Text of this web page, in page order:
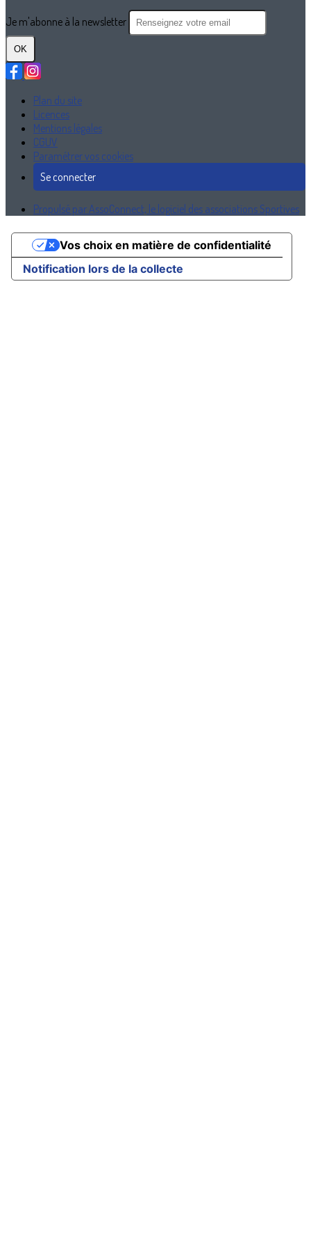
Je m'abonne à la newsletter
OK
Plan du site
Licences
Mentions légales
CGUV
Paramétrer vos cookies
Se connecter
Propulsé par AssoConnect, le logiciel des associations Sportives
Notification lors de la collecte
Vos choix en matière de confidentialité